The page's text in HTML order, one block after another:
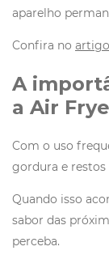
aparelho
Confira no artigo
A
a Air
Com o uso
gordura e
Quando isso
sabor das
perceba.